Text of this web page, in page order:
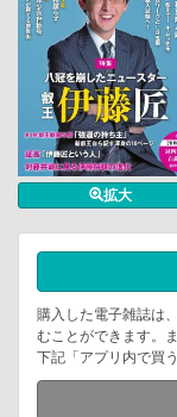
拡大
購入した電子雑誌は
むことができます。
下記「アプリ内で買